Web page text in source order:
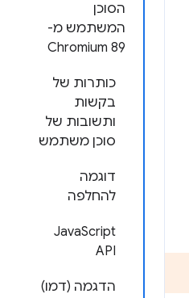
הסוכן
המשתמש מ-
Chromium 89
כותרות של
בקשות
ותשובות של
סוכן משתמש
דוגמה
להחלפה
JavaScript
API
הדגמה (דמו)